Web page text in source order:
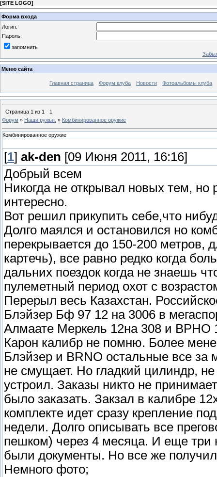
[SITE LOGO]
Форма входа
Логин:
Пароль:
запомнить
Меню сайта
Главная страница Форум клуба Новости Фотоальбомы клуба
Страница 1 из 1
1
Форум » Наши ружья. » Комбинированное оружие
Комбинированное оружие
[1] ak-den [09 Июня 2011, 16:16]
Добрый всем
Никогда не открывал новых тем,
интересно.
Вот решил прикупить себе,что
Долго маялся и остановился но
перекрывается до 150-200 метров,
картечь), все равно редко когда
дальних поездок когда не знаешь
пулеметный период охот с
Перерыл весь Казахстан.
Блэйзер Бф 97 12 на 3006 в
Алмаате Меркель 12на 308 и ВРНО
Карон калибр не помню. Более
Блэйзер и BRNO остальные все
не смущает. Но гладкий цилиндр,
устроил. Заказы никто не
было заказать. Закзал в калибре
комплекте идет сразу крепление
недели. Долго описывать все
пешком) через 4 месяца. И еще три
были документы. Но все же
Немного фото;